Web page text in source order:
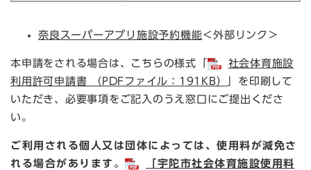
奈良スーパーアプリ施設予約機能​＜外部リンク＞
本申請をされる場合は、こちらの様式「
社会体育施設
利用許可申請書 （PDFファイル：191KB）
」を印刷して
いただき、必要事項をご記入のうえ窓口にご提出くださ
い。
ご利用される個人又は団体によっては、使用料が減免さ
れる場合があります。
「宇陀市社会体育施設使用料